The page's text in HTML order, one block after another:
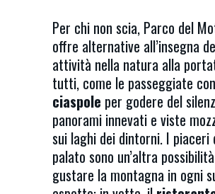
Per chi non scia, Parco del
offre alternative all’insegna
attività nella natura alla
tutti, come le passeggiate
ciaspole per godere del
panorami innevati e viste
sui laghi dei dintorni. I piaceri
palato sono un’altra
gustare la montagna in ogni